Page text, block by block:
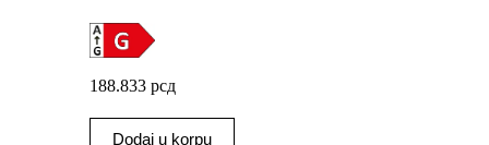
188.833 рсд
Dodaj u korpu